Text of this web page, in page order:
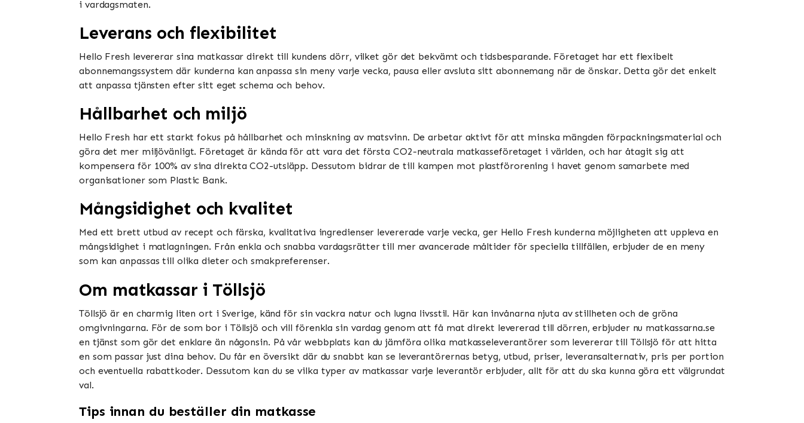
i vardagsmaten.
Leverans och flexibilitet
Hello Fresh levererar sina matkassar direkt till kundens dörr, vilket gör det bekvämt och tidsbesparande. Företaget har ett flexibelt
abonnemangssystem där kunderna kan anpassa sin meny varje vecka, pausa eller avsluta sitt abonnemang när de önskar. Detta gör det enkelt
att anpassa tjänsten efter sitt eget schema och behov.
Hållbarhet och miljö
Hello Fresh har ett starkt fokus på hållbarhet och minskning av matsvinn. De arbetar aktivt för att minska mängden förpackningsmaterial och
göra det mer miljövänligt. Företaget är kända för att vara det första CO2-neutrala matkasseföretaget i världen, och har åtagit sig att
kompensera för 100% av sina direkta CO2-utsläpp. Dessutom bidrar de till kampen mot plastförorening i havet genom samarbete med
organisationer som Plastic Bank.
Mångsidighet och kvalitet
Med ett brett utbud av recept och färska, kvalitativa ingredienser levererade varje vecka, ger Hello Fresh kunderna möjligheten att uppleva en
mångsidighet i matlagningen. Från enkla och snabba vardagsrätter till mer avancerade måltider för speciella tillfällen, erbjuder de en meny
som kan anpassas till olika dieter och smakpreferenser.
Om matkassar i Töllsjö
Töllsjö är en charmig liten ort i Sverige, känd för sin vackra natur och lugna livsstil. Här kan invånarna njuta av stillheten och de gröna
omgivningarna. För de som bor i Töllsjö och vill förenkla sin vardag genom att få mat direkt levererad till dörren, erbjuder nu matkassarna.se
en tjänst som gör det enklare än någonsin. På vår webbplats kan du jämföra olika matkasseleverantörer som levererar till Töllsjö för att hitta
en som passar just dina behov. Du får en översikt där du snabbt kan se leverantörernas betyg, utbud, priser, leveransalternativ, pris per portion
och eventuella rabattkoder. Dessutom kan du se vilka typer av matkassar varje leverantör erbjuder, allt för att du ska kunna göra ett välgrundat
val.
Tips innan du beställer din matkasse